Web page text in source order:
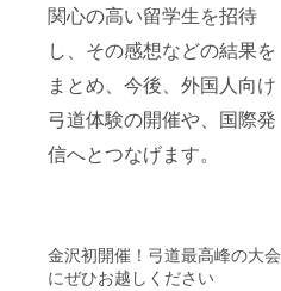
関心の高い留学生を招待
し、その感想などの結果を
まとめ、今後、外国人向け
弓道体験の開催や、国際発
信へとつなげます。
金沢初開催！弓道最高峰の大会
にぜひお越しください